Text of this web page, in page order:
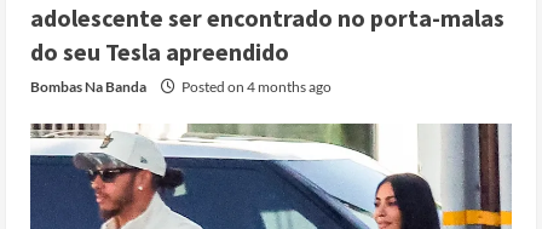
adolescente ser encontrado no porta-malas
do seu Tesla apreendido
Bombas Na Banda Posted on 4 months ago
2
Cole Allen, Suspeito do tiroteio no
Jantar dos Correspondentes da Casa
registo criminal
Posted on 3 months ago
Nike vai despedir 1.400 trabalhadores